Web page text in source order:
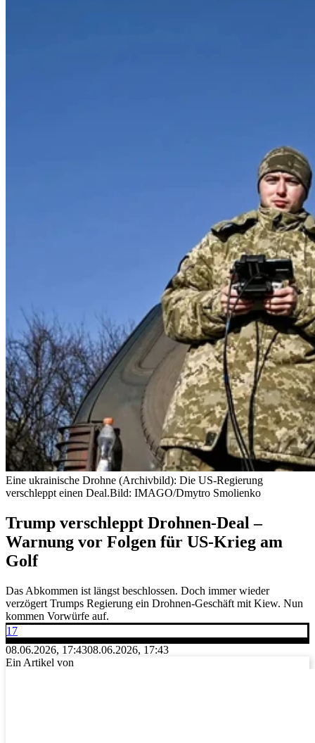
Eine ukrainische Drohne (Archivbild): Die US-Regierung
verschleppt einen Deal.Bild: IMAGO/Dmytro Smolienko
Trump verschleppt Drohnen-Deal –
Warnung vor Folgen für US-Krieg am
Golf
Das Abkommen ist längst beschlossen. Doch immer wieder
verzögert Trumps Regierung ein Drohnen-Geschäft mit Kiew. Nun
kommen Vorwürfe auf.
17
08.06.2026, 17:4308.06.2026, 17:43
Ein Artikel von